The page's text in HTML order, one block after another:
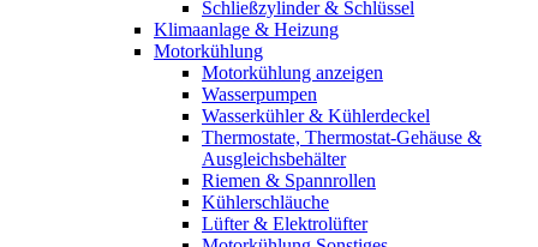
Schließzylinder & Schlüssel
Klimaanlage & Heizung
Motorkühlung
Motorkühlung anzeigen
Wasserpumpen
Wasserkühler & Kühlerdeckel
Thermostate, Thermostat-Gehäuse &
Ausgleichsbehälter
Riemen & Spannrollen
Kühlerschläuche
Lüfter & Elektrolüfter